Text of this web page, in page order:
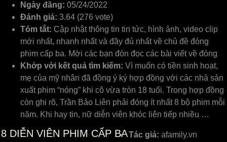
Ngày đăng: 05/24/2022
Đánh giá: 3.64 (276 vote)
Tóm tắt: Cập nhật thông tin tin tức, hình ảnh, video clip
mới nhất, nhanh nhất và đầy đủ nhất về chủ đề đóng
phim cấp ba. Mời các bạn đón đọc các bài viết về đóng
Khớp với kết quả tìm kiếm: Vì muốn có tiền sinh hoạt,
mẹ của mỹ nhân đã đồng ý ký hợp đồng với các nhà sản
xuất phim “nóng” khi cô vừa tròn 18 tuổi. Trong hợp đồng
còn ghi rõ, Trần Bảo Liên phải đóng ít nhất 8 bộ phim mỗi
năm. Khi hay tin, nữ diễn viên khóc liên tiếp nhiều …
8 DIỄN VIÊN PHIM CẤP BATác giả: afamily.vn